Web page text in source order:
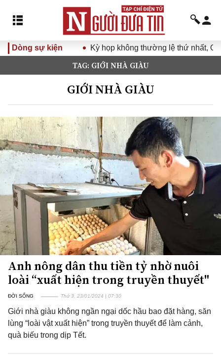
Dòng sự kiện Kỳ họp không thường lệ thứ nhất, Quốc
TAG: GIỚI NHÀ GIÀU
GIỚI NHÀ GIÀU
Anh nông dân thu tiền tỷ nhờ nuôi
loài “xuất hiện trong truyền thuyết"
ĐỜI SỐNG Thứ 3, 23/01/2024 | 07:30
Giới nhà giàu không ngần ngại dốc hầu bao đặt hàng, săn
lùng “loài vật xuất hiện” trong truyền thuyết để làm cảnh,
quà biếu trong dịp Tết.